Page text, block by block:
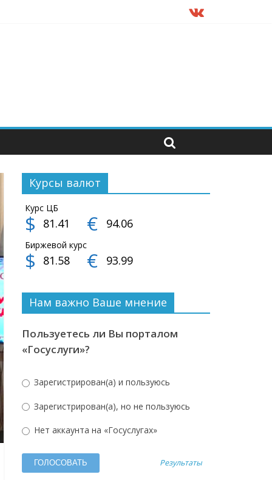
Курсы валют
Курс ЦБ
$ 81.41 € 94.06
Биржевой курс
$ 81.58 € 93.99
Нам важно Ваше мнение
Пользуетесь ли Вы порталом
«Госуслуги»?
Зарегистрирован(а) и пользуюсь
Зарегистрирован(а), но не пользуюсь
Нет аккаунта на «Госуслугах»
Результаты